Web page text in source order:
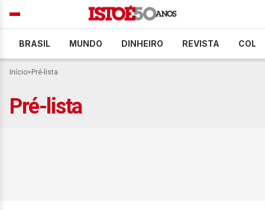
BRASIL MUNDO DINHEIRO REVISTA
Início> Pré-lista
Pré-lista